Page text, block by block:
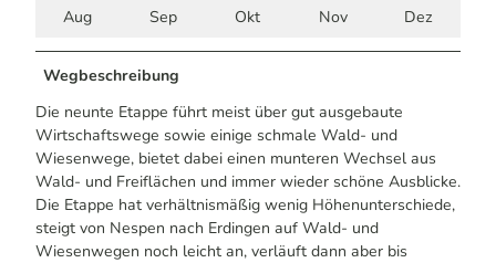
Aug Sep Okt Nov Dez
Wegbeschreibung
Die neunte Etappe führt meist über gut ausgebaute
Wirtschaftswege sowie einige schmale Wald- und
Wiesenwege, bietet dabei einen munteren Wechsel aus
Wald- und Freiflächen und immer wieder schöne Ausblicke.
Die Etappe hat verhältnismäßig wenig Höhenunterschiede,
steigt von Nespen nach Erdingen auf Wald- und
Wiesenwegen noch leicht an, verläuft dann aber bis